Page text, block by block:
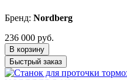
Бренд: Nordberg
236 000 руб.
В корзину
Быстрый заказ